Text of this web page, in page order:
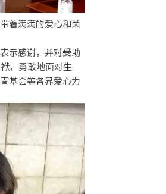
着满满的爱心和关
示感谢，并对受助
，勇敢地面对生
基会等各界爱心力